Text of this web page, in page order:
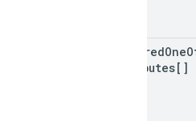
requiredOne
Attributes[]